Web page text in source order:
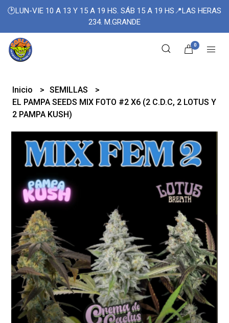
🕑LUN-VIE 10 A 13 Y 15 A 19 HS. SÁB 15 A 19 HS📍LAS HERAS
234. M.GRANDE
0
Inicio
SEMILLAS
EL PAMPA SEEDS MIX FOTO #2 X6 (2 C.D.C, 2 LOTUS Y
2 PAMPA KUSH)